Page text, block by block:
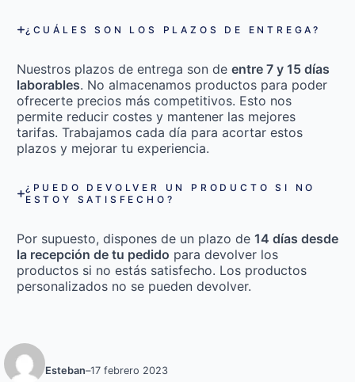
¿CUÁLES SON LOS PLAZOS DE ENTREGA?
Nuestros plazos de entrega son de entre 7 y 15 días
laborables. No almacenamos productos para poder
ofrecerte precios más competitivos. Esto nos
permite reducir costes y mantener las mejores
tarifas. Trabajamos cada día para acortar estos
plazos y mejorar tu experiencia.
¿PUEDO DEVOLVER UN PRODUCTO SI NO
ESTOY SATISFECHO?
Por supuesto, dispones de un plazo de 14 días desde
la recepción de tu pedido para devolver los
productos si no estás satisfecho. Los productos
personalizados no se pueden devolver.
Esteban–17 febrero 2023